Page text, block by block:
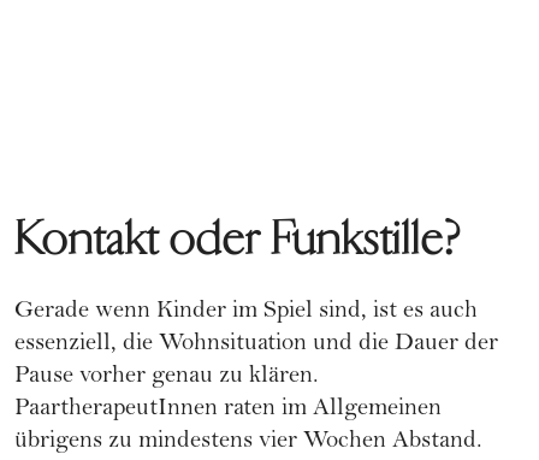
Kontakt oder Funkstille?
Gerade wenn Kinder im Spiel sind, ist es auch
essenziell, die Wohnsituation und die Dauer der
Pause vorher genau zu klären.
PaartherapeutInnen raten im Allgemeinen
übrigens zu mindestens vier Wochen Abstand.